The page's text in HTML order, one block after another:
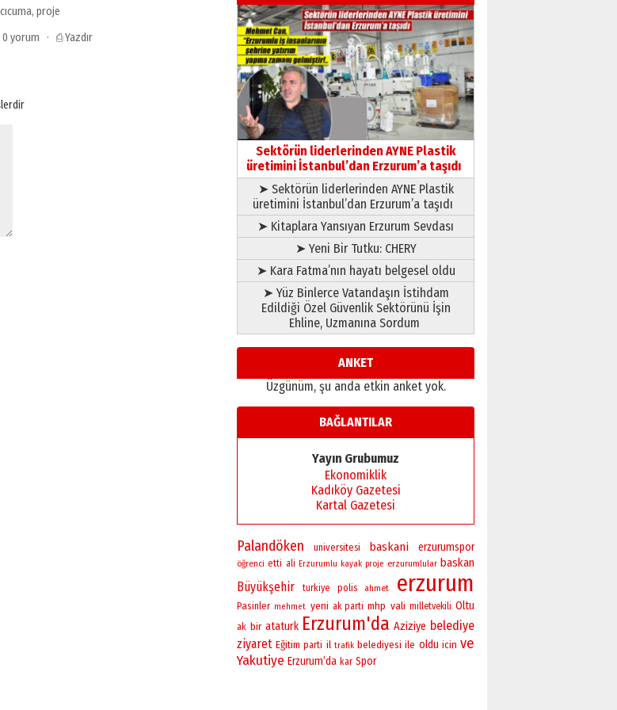
, proje
0 yorum · ⎙ Yazdır Kenan GÜLERCİ
Murat Şahsuvaroğlu ERKON’da
çıtayı yukarı taşırken,
yönetimdekiler aşağı
çekmemeli!
17 Şubat 2026 SalıOrhan BOZKURT
Bir fotoğraf, bir şehir, bir
gazeteci… Dizginler kimin
elinde?
31 Mart 2026 Salı
A. Berhan Yılmaz
BİR BÖLÜM DEĞİL, BİR ÖMÜR
SEÇİYORSUNUZ… “NEDEN
ATATÜRK ÜNİVERSİTESİ?”
28 Temmuz 2026 Salı
Ahmet Gökhan YAZICI
Ahmed Yesevi’den bir
Alperen… ”Reisimiz” idi…
Hakka yürüdü.!
26 Mart 2026 Perşembe
Ardında bıraktığı hatıralarıyla
13 Mayıs 2026 Çarşamba
Esat BİNDESEN
Başkan Sekmen’den Erzurum’a
bir vizyon proje daha!
02 Ağustos 2026 Pazar
Sektörün liderlerinden AYNE Plastik
üretimini İstanbul’dan Erzurum’a taşıdı
➤ Sektörün liderlerinden AYNE Plastik
üretimini İstanbul’dan Erzurum’a taşıdı
➤ Kitaplara Yansıyan Erzurum Sevdası
➤ Yeni Bir Tutku: CHERY
➤ Kara Fatma’nın hayatı belgesel oldu
➤ Yüz Binlerce Vatandaşın İstihdam
Edildiği Özel Güvenlik Sektörünü İşin
Ehline, Uzmanına Sordum
ANKET
Üzgünüm, şu anda etkin anket yok.
BAĞLANTILAR
Yayın Grubumuz
Ekonomiklik
Kadıköy Gazetesi
Kartal Gazetesi
Palandöken universitesi baskani erzurumspor
öğrenci etti ali Erzurumlu kayak proje erzurumlular baskan
Büyükşehir turkiye polis ahmet erzurum
Pasinler mehmet yeni ak parti mhp vali milletvekili Oltu
ak bir ataturk Erzurum'da Aziziye belediye
ziyaret Eğitim parti il trafik belediyesi ile oldu icin ve
Yakutiye Erzurum’da kar Spor